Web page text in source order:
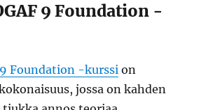
9 Foundation -
Foundation -kurssi on
jossa on kahden